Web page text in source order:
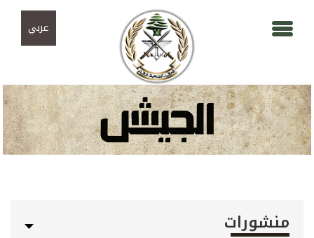
عربي
منشورات